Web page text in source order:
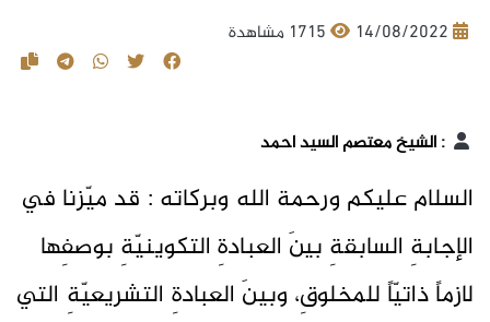
14/08/2022 1715 مشاهدة
:الشيخ معتصم السيد احمد
السلام عليكم ورحمة الله وبركاته : قد ميّزنا في
الإجابةِ السابقةِ بينَ العبادةِ التكوينيّةِ بوصفِها
لازماً ذاتيّاً للمخلوقِ، وبينَ العبادةِ التشريعيّةِ التي